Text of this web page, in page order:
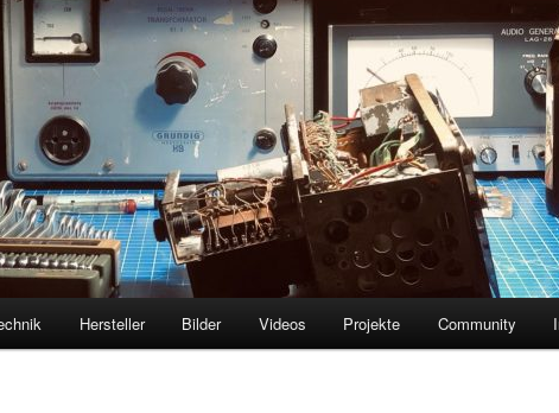
Hersteller Bilder Videos Projekte Community